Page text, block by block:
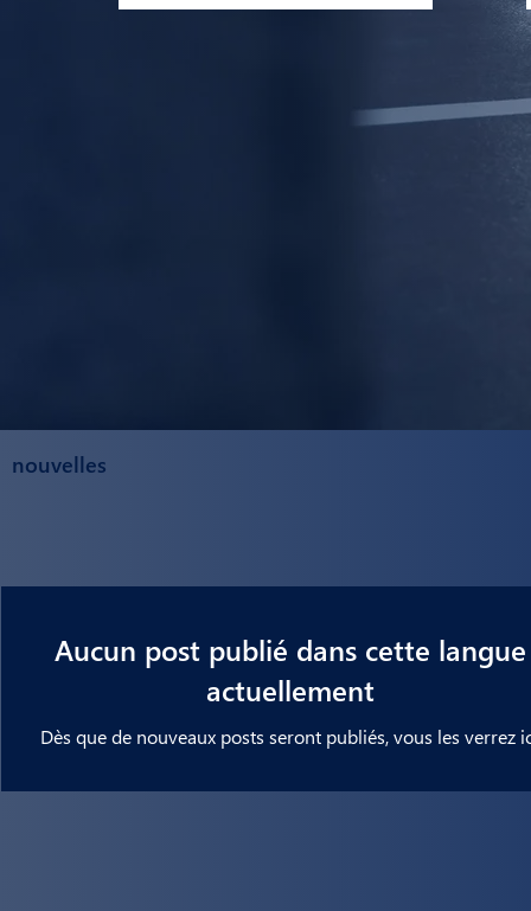
nouvelles
Aucun post publié dans cette langue
actuellement
Dès que de nouveaux posts seront publiés, vous les verrez